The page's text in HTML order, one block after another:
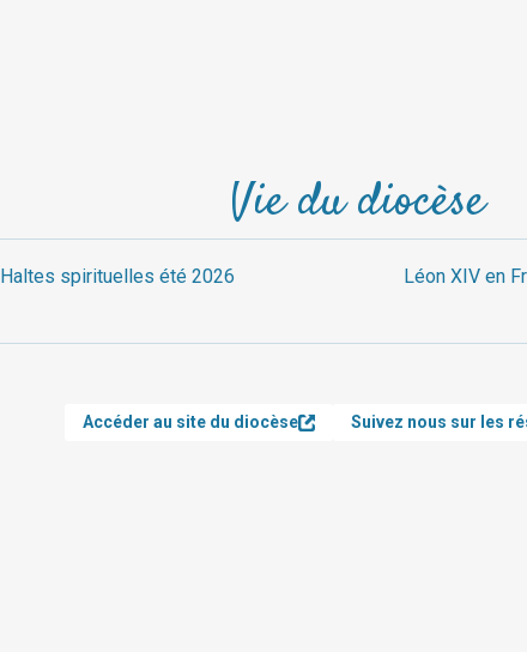
Vie du diocèse
Haltes spirituelles été 2026
Léon XIV en
Accéder au site du diocèse Suivez nous sur les